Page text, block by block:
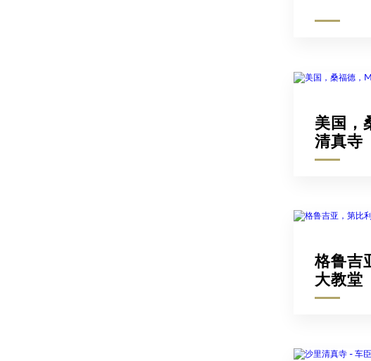
美国，
清真寺
格鲁吉
大教堂